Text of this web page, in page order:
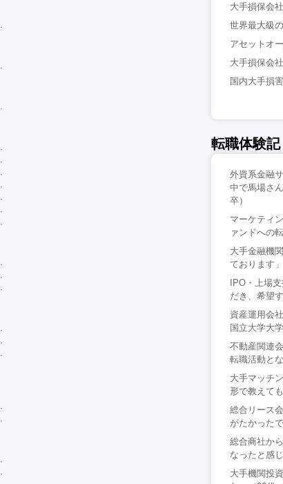
大手損保会
世界最大級
アセットオ
大手損保会
国内大手損
転職体験記
外資系金融
中で馬場さ
卒）
マーケティ
ァンドへの
大手金融機
ております
IPO・上場
だき、希望
資産運用会
国立大学大学
不動産関連
転職活動と
大手マッチ
形で教えて
総合リース
がたかった
総合商社か
なったと感
大手機関投